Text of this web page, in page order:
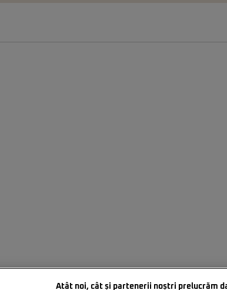
Atât noi, cât și partenerii noștri prelucrăm